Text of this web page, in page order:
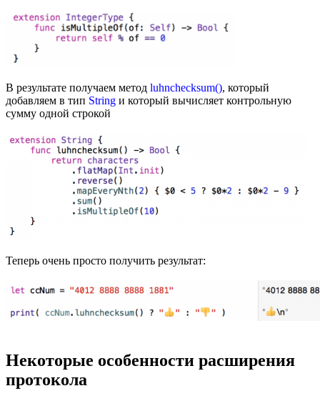
В результате получаем метод luhnchecksum(), который
добавляем в тип String и который вычисляет контрольную
сумму одной строкой
Теперь очень просто получить результат:
Некоторые особенности расширения
протокола